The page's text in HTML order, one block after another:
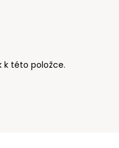
k této položce.